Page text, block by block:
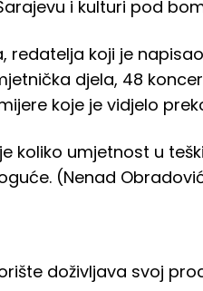
i kulturi pod
redatelja koji je
djela, 48
koje je vidjelo
koliko umjetnost u
(Nenad
doživljava svoj